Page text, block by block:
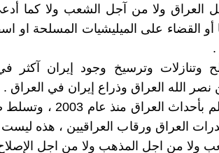
ولا من آجل الشعب ولا كما
أو القضاء على الميليشيات المسلحة او
.
وترسيخ وجود إيران آكثر
الله العراق وذراع إيران في العراق .
وهذا ما يستنتجه كل حاذق ملم
العراق ورقاب العراقيين ، هذه
ولا من اجل المذهب ولا من اجل